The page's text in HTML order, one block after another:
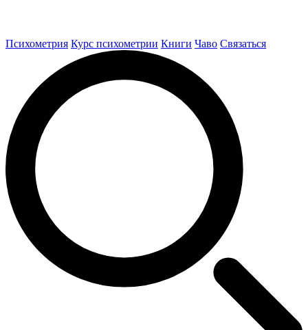
Психометрия Курс психометрии Книги Чаво Связаться